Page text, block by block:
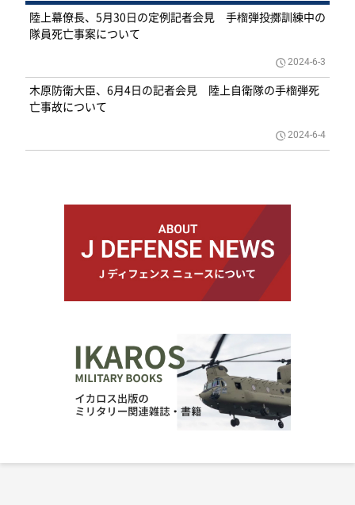
陸上幕僚長、5月30日の定例記者会見 手榴弾投擲訓練中の
隊員死亡事案について
2024-6-3
木原防衛大臣、6月4日の記者会見 陸上自衛隊の手榴弾死
亡事故について
2024-6-4